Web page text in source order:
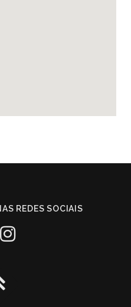
REDES SOCIAIS